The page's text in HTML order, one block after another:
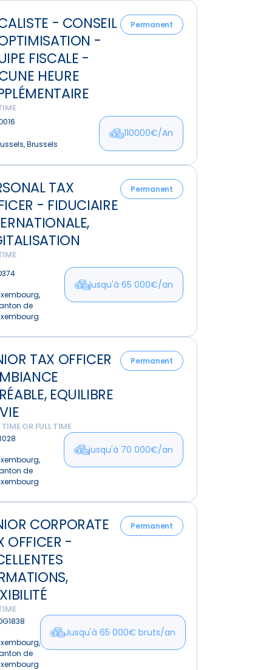
- CONSEIL
-
FISCALE -
HEURE
Permanent
Brussels
110000€/An
TAX
- FIDUCIAIRE
Permanent
de
jusqu'à 65 000€/an
TAX OFFICER
EQUILIBRE
Permanent
OR FULL TIME
de
jusqu'à 70 000€/an
CORPORATE
OFFICER -
Permanent
de
Jusqu'à 65 000€ bruts/an